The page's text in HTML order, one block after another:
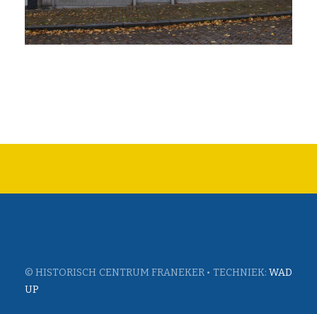
© HISTORISCH CENTRUM FRANEKER • TECHNIEK: WAD
UP